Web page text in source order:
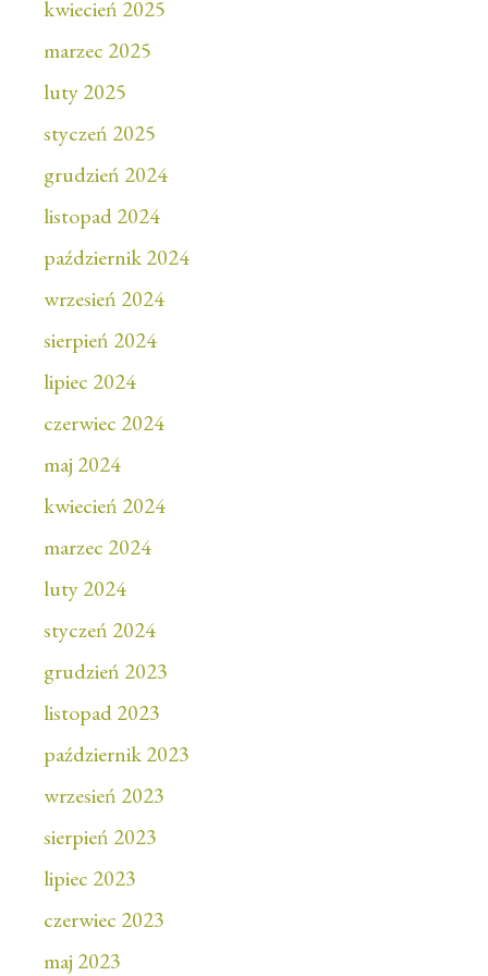
kwiecień 2025
marzec 2025
luty 2025
styczeń 2025
grudzień 2024
listopad 2024
październik 2024
wrzesień 2024
sierpień 2024
lipiec 2024
czerwiec 2024
maj 2024
kwiecień 2024
marzec 2024
luty 2024
styczeń 2024
grudzień 2023
listopad 2023
październik 2023
wrzesień 2023
sierpień 2023
lipiec 2023
czerwiec 2023
maj 2023